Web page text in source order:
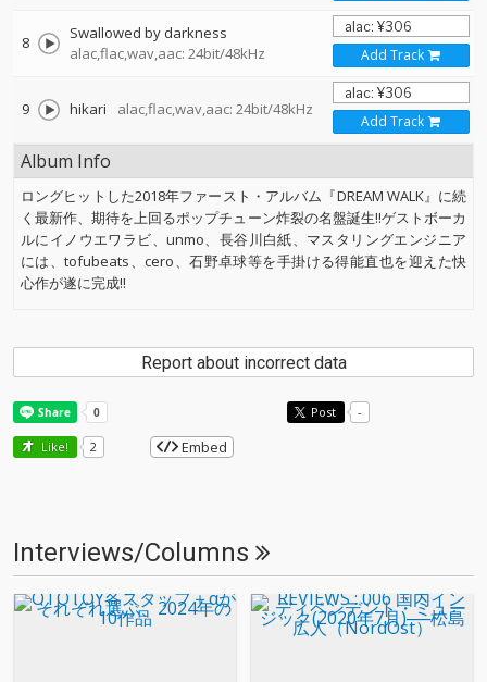
8
Swallowed by darkness
alac,flac,wav,aac: 24bit/48kHz
Add Track
9 hikari alac,flac,wav,aac: 24bit/48kHz
Add Track
Album Info
ロングヒットした2018年ファースト・アルバム『DREAM WALK』に続
く最新作、期待を上回るポップチューン炸裂の名盤誕生!!ゲストボーカ
ルにイノウエワラビ、unmo、長谷川白紙、マスタリングエンジニア
には、tofubeats、cero、石野卓球等を手掛ける得能直也を迎えた快
心作が遂に完成!!
Report about incorrect data
Post -
Like! 2 Embed
Interviews/Columns